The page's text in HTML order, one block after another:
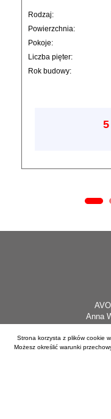
Rodzaj:
Powierzchnia:
Pokoje:
Liczba pięter:
Rok budowy:
Anna
Strona korzysta z plików cookie
Możesz określić warunki